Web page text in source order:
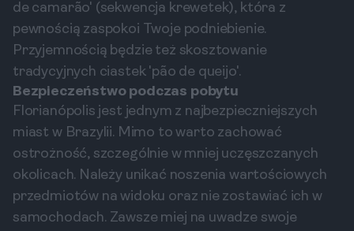
de camarão' (sekwencja krewetek), która z
pewnością zaspokoi Twoje podniebienie.
Przyjemnością będzie też skosztowanie
tradycyjnych ciastek 'pão de queijo'.
Bezpieczeństwo podczas pobytu
Florianópolis jest jednym z najbezpieczniejszych
miast w Brazylii. Mimo to warto zachować
ostrożność, szczególnie w mniej uczęszczanych
okolicach. Należy unikać noszenia wartościowych
przedmiotów na widoku oraz nie zostawiać ich w
samochodach. Zawsze miej na uwadze swoje